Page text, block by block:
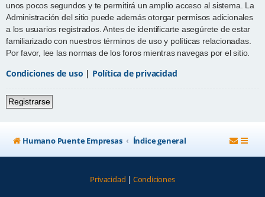
unos pocos segundos y te permitirá un amplio acceso al sistema. La
Administración del sitio puede además otorgar permisos adicionales
a los usuarios registrados. Antes de identificarte asegúrete de estar
familiarizado con nuestros términos de uso y políticas relacionadas.
Por favor, lee las normas de los foros mientras navegas por el sitio.
Condiciones de uso | Política de privacidad
Registrarse
Humano Puente Empresas Índice general
Privacidad | Condiciones